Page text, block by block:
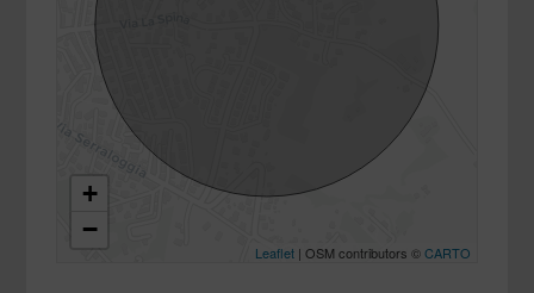
+
−
Leaflet| OSM contributors ©CARTO